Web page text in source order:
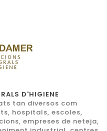
D'HIGIENE
tan diversos com
hospitals, escoles,
empreses de neteja,